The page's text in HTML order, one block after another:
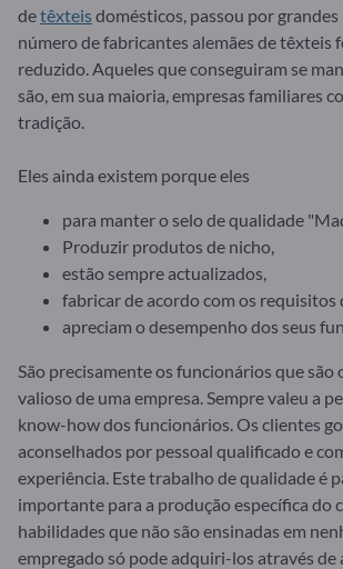
detêxteisdomésticos, passou por grandes
número de fabricantes alemães de têxteis
reduzido. Aqueles que conseguiram se
são, em sua maioria, empresas familiares
tradição.
Eles ainda existem porque eles
para manter o selo de qualidade
Produzir produtos de nicho,
estão sempre actualizados,
fabricar de acordo com os requisitos
apreciam o desempenho dos seus
São precisamente os funcionários que são
valioso de uma empresa. Sempre valeu a
know-how dos funcionários. Os clientes
aconselhados por pessoal qualificado e
experiência. Este trabalho de qualidade é
importante para a produção específica do
habilidades que não são ensinadas em
empregado só pode adquiri-los através de